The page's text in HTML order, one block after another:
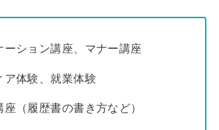
ーション講座、マナー講座
ア体験、就業体験
座（履歴書の書き方など）